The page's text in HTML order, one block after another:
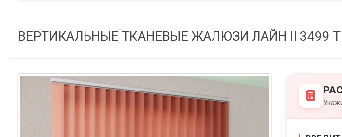
ВЕРТИКАЛЬНЫЕ ТКАНЕВЫЕ ЖАЛЮЗИ ЛАЙН II 3499